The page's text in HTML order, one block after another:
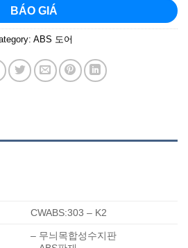
BÁO GIÁ
ABS 도어
CWABS:303 – K2
– 무늬목합성수지판